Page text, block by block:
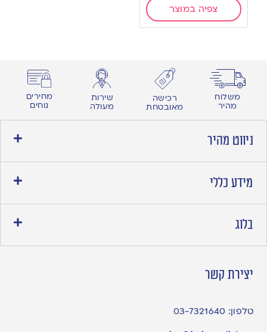
צפיה במוצר
משלוח
מהיר
רכישה
מאובטחת
שירות
מעולה
מחירים
נוחים
ניווט מהיר
מידע כללי
בלוג
יצירת קשר
טלפון: 03-7321640